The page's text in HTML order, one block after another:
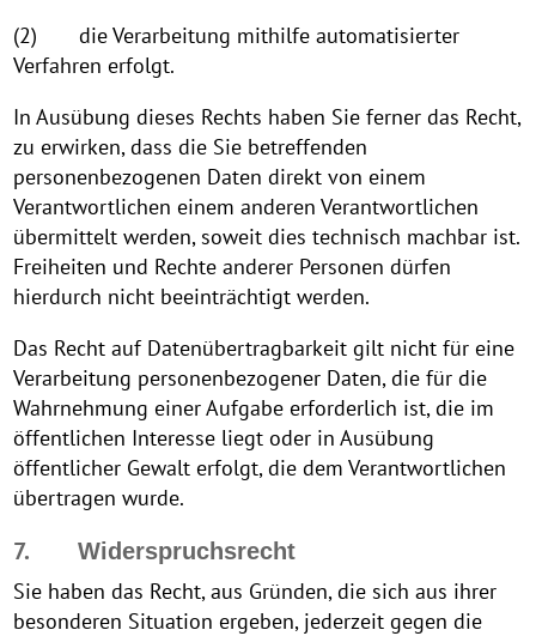
(2) die Verarbeitung mithilfe automatisierter
Verfahren erfolgt.
In Ausübung dieses Rechts haben Sie ferner das Recht,
zu erwirken, dass die Sie betreffenden
personenbezogenen Daten direkt von einem
Verantwortlichen einem anderen Verantwortlichen
übermittelt werden, soweit dies technisch machbar ist.
Freiheiten und Rechte anderer Personen dürfen
hierdurch nicht beeinträchtigt werden.
Das Recht auf Datenübertragbarkeit gilt nicht für eine
Verarbeitung personenbezogener Daten, die für die
Wahrnehmung einer Aufgabe erforderlich ist, die im
öffentlichen Interesse liegt oder in Ausübung
öffentlicher Gewalt erfolgt, die dem Verantwortlichen
übertragen wurde.
7. Widerspruchsrecht
Sie haben das Recht, aus Gründen, die sich aus ihrer
besonderen Situation ergeben, jederzeit gegen die